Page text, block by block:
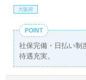
大阪府
POINT
社保完備・日払い制
待遇充実。